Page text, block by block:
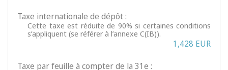
Taxe internationale de dépôt :
Cette taxe est réduite de 90% si certaines conditions
s’appliquent (se référer à l’annexe C(IB)).
1,428 EUR
Taxe par feuille à compter de la 31e :